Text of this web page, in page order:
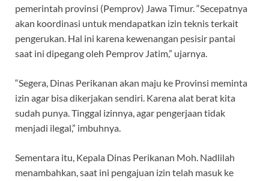
pemerintah provinsi (Pemprov) Jawa Timur. “Secepatnya
akan koordinasi untuk mendapatkan izin teknis terkait
pengerukan. Hal ini karena kewenangan pesisir pantai
saat ini dipegang oleh Pemprov Jatim,” ujarnya.
“Segera, Dinas Perikanan akan maju ke Provinsi meminta
izin agar bisa dikerjakan sendiri. Karena alat berat kita
sudah punya. Tinggal izinnya, agar pengerjaan tidak
menjadi ilegal,” imbuhnya.
Sementara itu, Kepala Dinas Perikanan Moh. Nadlilah
menambahkan, saat ini pengajuan izin telah masuk ke